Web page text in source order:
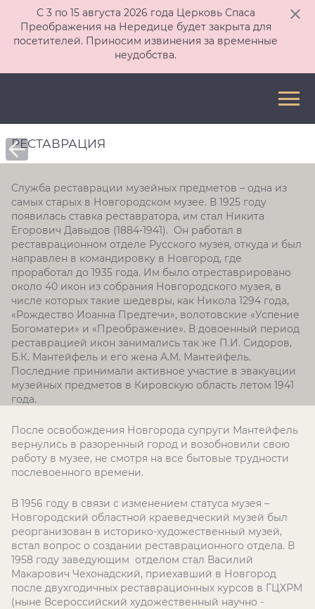
С 3 по 15 августа 2026 года Церковь Спаса
Преображения на Нередице будет закрыта для
посетителей. Приносим извинения за временные
неудобства.
РЕСТАВРАЦИЯ
Служба реставрации музейных предметов – одна из
самых старых в Новгородском музее. В 1925 году
появилась ставка реставратора, им стал Никита
Егорович Давыдов (1884-1941). Он работал в
реставрационном отделе Русского музея, откуда и был
направлен в командировку в Новгород, где
проработал до 1935 года. Им было отреставрировано
около 40 икон из собрания Новгородского музея, в
числе которых такие шедевры, как Никола 1294 года,
«Рождество Иоанна Предтечи», волотовские «Успение
Богоматери» и «Преображение». В довоенный период
реставрацией икон занимались так же П.И. Сидоров,
Б.К. Мантейфель и его жена А.М. Мантейфель.
Последние принимали активное участие в эвакуации
музейных предметов в Кировскую область летом 1941
года.
После освобождения Новгорода супруги Мантейфель
вернулись в разоренный город и возобновили свою
работу в музее, не смотря на все бытовые трудности
послевоенного времени.
В 1956 году в связи с изменением статуса музея –
Новгородский областной краеведческий музей был
реорганизован в историко-художественный музей,
встал вопрос о создании реставрационного отдела. В
1958 году заведующим отделом стал Василий
Макарович Чехонадский, приехавший в Новгород
после двухгодичных реставрационных курсов в ГЦХРМ
(ныне Всероссийский художественный научно -